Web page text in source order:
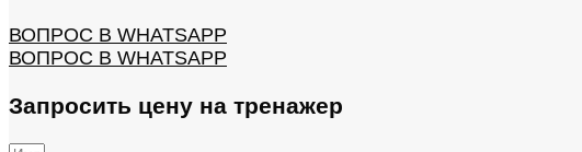
ВОПРОС В WHATSAPP
ВОПРОС В WHATSAPP
Запросить цену на тренажер